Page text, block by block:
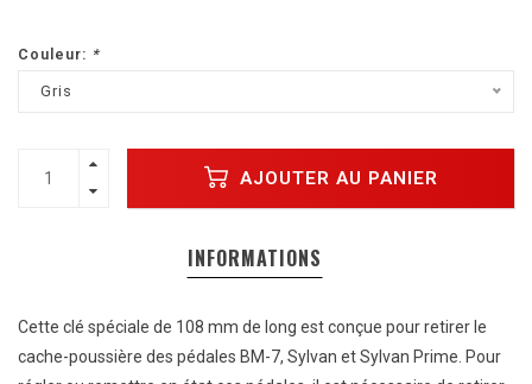
Couleur: *
Gris
AJOUTER AU PANIER
INFORMATIONS
Cette clé spéciale de 108 mm de long est conçue pour retirer le
cache-poussière des pédales BM-7, Sylvan et Sylvan Prime. Pour